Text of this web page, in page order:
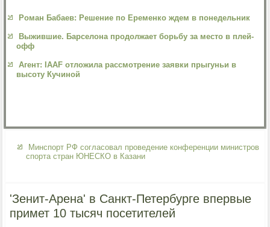
Роман Бабаев: Решение по Еременко ждем в понедельник
Выжившие. Барселона продолжает борьбу за место в плей-
офф
Агент: IAAF отложила рассмотрение заявки прыгуньи в
высоту Кучиной
Минспорт РФ согласовал проведение конференции министров
спорта стран ЮНЕСКО в Казани
'Зенит-Арена' в Санкт-Петербурге впервые
примет 10 тысяч посетителей